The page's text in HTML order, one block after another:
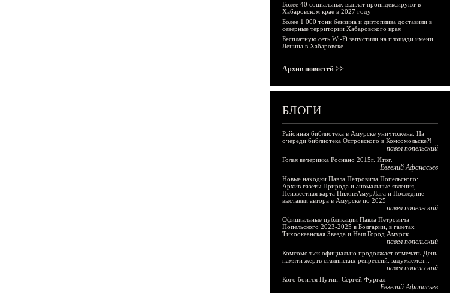
Более 40 социальных выплат проиндексируют в
Хабаровском крае в 2027 году
Более 1 000 тонн бензина и дизтоплива доставили в
северные территории Хабаровского края
Бесплатную сеть Wi-Fi запустили на площади имени
Ленина в Хабаровске
Архив новостей >>
БЛОГИ
Районная библиотека в Амурске уничтожена. На
очереди библиотека Островского в Комсомольске?!
павел попельский
Голая вечеринка Роснано 2015г. Итог.
Евгений Афанасьев
Новые находки Павла Петровича Попельского:
Архив газеты Природа и аномальные явления,
Неизвестная карта НижнеАмурЛага и Последние
выставки автора в Амурске по 2025
павел попельский
Официальные публикации Павла Петровича
Попельского 2023-2025 в Болгарии, в газетах
Тихоокеанская Звезда и Наш Город Амурск
павел попельский
Комсомольск официально продолжает отмечать День
памяти жертв сталинских репрессий: задумаемся...
павел попельский
Кого боится Путин: Сергей Фургал
Евгений Афанасьев